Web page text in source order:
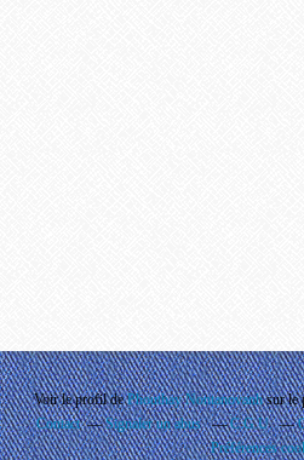
Voir le profil dePhouthay Nontanovanhsur le
Contact
Signaler un abus C.G.U.
Préférences